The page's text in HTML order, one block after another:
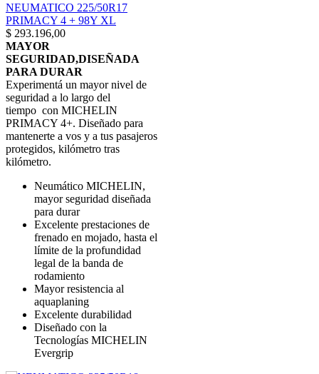
NEUMATICO 225/50R17
PRIMACY 4 + 98Y XL
$ 293.196,00
MAYOR
SEGURIDAD,DISEÑADA
PARA DURAR
Experimentá un mayor nivel de
seguridad a lo largo del
tiempo con MICHELIN
PRIMACY 4+. Diseñado para
mantenerte a vos y a tus pasajeros
protegidos, kilómetro tras
kilómetro.
Neumático MICHELIN,
mayor seguridad diseñada
para durar
Excelente prestaciones de
frenado en mojado, hasta el
límite de la profundidad
legal de la banda de
rodamiento
Mayor resistencia al
aquaplaning
Excelente durabilidad
Diseñado con la
Tecnologías MICHELIN
Evergrip